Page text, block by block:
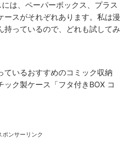
は、ペーパーボックス、プラス
ースがそれぞれあります。私は漫
持っているので、どれも試してみ
ているおすすめのコミック収納
ック製ケース「フタ付きBOX コ
ポンサーリンク